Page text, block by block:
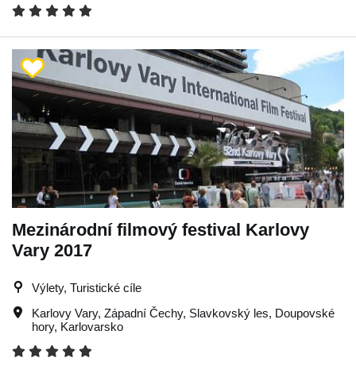
Mezinárodní filmový festival Karlovy
Vary 2017
Výlety, Turistické cíle
Karlovy Vary, Západní Čechy, Slavkovský les, Doupovské
hory, Karlovarsko